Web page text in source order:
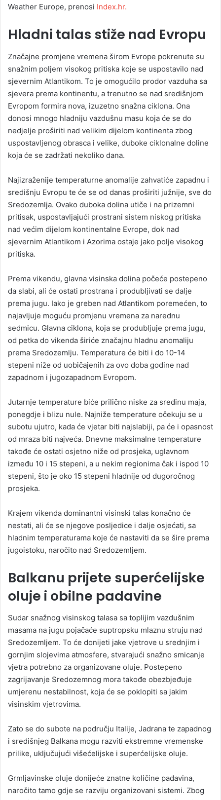
Weather Europe, prenosi Index.hr.
Hladni talas stiže nad Evropu
Značajne promjene vremena širom Evrope pokrenute su
snažnim poljem visokog pritiska koje se uspostavilo nad
sjevernim Atlantikom. To je omogućilo prodor vazduha sa
sjevera prema kontinentu, a trenutno se nad središnjom
Evropom formira nova, izuzetno snažna ciklona. Ona
donosi mnogo hladniju vazdušnu masu koja će se do
nedjelje proširiti nad velikim dijelom kontinenta zbog
uspostavljenog obrasca i velike, duboke ciklonalne doline
koja će se zadržati nekoliko dana.
Najizraženije temperaturne anomalije zahvatiće zapadnu i
središnju Evropu te će se od danas proširiti južnije, sve do
Sredozemlja. Ovako duboka dolina utiče i na prizemni
pritisak, uspostavljajući prostrani sistem niskog pritiska
nad većim dijelom kontinentalne Evrope, dok nad
sjevernim Atlantikom i Azorima ostaje jako polje visokog
pritiska.
Prema vikendu, glavna visinska dolina počeće postepeno
da slabi, ali će ostati prostrana i produbljivati se dalje
prema jugu. Iako je greben nad Atlantikom poremećen, to
najavljuje moguću promjenu vremena za narednu
sedmicu. Glavna ciklona, koja se produbljuje prema jugu,
od petka do vikenda širiće značajnu hladnu anomaliju
prema Sredozemlju. Temperature će biti i do 10-14
stepeni niže od uobičajenih za ovo doba godine nad
zapadnom i jugozapadnom Evropom.
Jutarnje temperature biće prilično niske za sredinu maja,
ponegdje i blizu nule. Najniže temperature očekuju se u
subotu ujutro, kada će vjetar biti najslabiji, pa će i opasnost
od mraza biti najveća. Dnevne maksimalne temperature
takođe će ostati osjetno niže od prosjeka, uglavnom
između 10 i 15 stepeni, a u nekim regionima čak i ispod 10
stepeni, što je oko 15 stepeni hladnije od dugoročnog
prosjeka.
Krajem vikenda dominantni visinski talas konačno će
nestati, ali će se njegove posljedice i dalje osjećati, sa
hladnim temperaturama koje će nastaviti da se šire prema
jugoistoku, naročito nad Sredozemljem.
Balkanu prijete superćelijske
oluje i obilne padavine
Sudar snažnog visinskog talasa sa toplijim vazdušnim
masama na jugu pojačaće suptropsku mlaznu struju nad
Sredozemljem. To će donijeti jake vjetrove u srednjim i
gornjim slojevima atmosfere, stvarajući snažno smicanje
vjetra potrebno za organizovane oluje. Postepeno
zagrijavanje Sredozemnog mora takođe obezbjeđuje
umjerenu nestabilnost, koja će se poklopiti sa jakim
visinskim vjetrovima.
Zato se do subote na području Italije, Jadrana te zapadnog
i središnjeg Balkana mogu razviti ekstremne vremenske
prilike, uključujući višećelijske i superćelijske oluje.
Grmljavinske oluje donijeće znatne količine padavina,
naročito tamo gdje se razviju organizovani sistemi. Zbog